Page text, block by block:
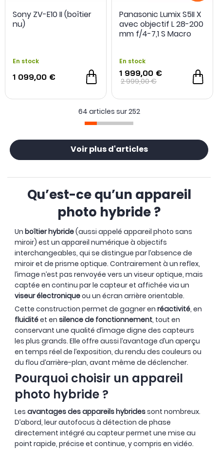
NOUVEAU
NOUVEAU - 330 € NOUVEAU
Sony ZV-E10 II (boîtier
nu)
En stock
1 099,00 €
Panasonic Lumix S5II X
avec objectif L 28-200
mm f/4-7,1 S Macro
En stock
1 999,00 €
2 999,00 €
64 articles sur252
Voir plus d'articles
Qu’est-ce qu’un appareil
photo hybride ?
Un boîtier hybride(aussi appelé appareil photo sans
miroir) est un appareil numérique à objectifs
interchangeables, qui se distingue par l’absence de
miroir et de prisme optique. Contrairement à un reflex,
l’image n’est pas renvoyée vers un viseur optique, mais
captée en continu par le capteur et affichée via un
viseur électroniqueou un écran arrière orientable.
Cette construction permet de gagner en réactivité, en
fluiditéet en silence de fonctionnement, tout en
conservant une qualité d’image digne des capteurs
les plus grands. Elle offre aussi l’avantage d’un aperçu
en temps réel de l’exposition, du rendu des couleurs ou
du flou d’arrière-plan, avant même de déclencher.
Pourquoi choisir un appareil
photo hybride ?
Les avantages des appareils hybridessont nombreux.
D’abord, leur autofocus à détection de phase
directement intégré au capteur permet une mise au
point rapide, précise et continue, y compris en vidéo.